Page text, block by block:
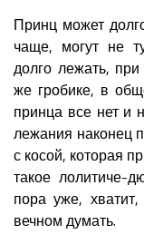
Принц может
чаще, могут не
долго лежать,
же гробике, в
принца все нет и
лежания наконец
с косой, которая
такое лолитиче-
пора уже,
вечном думать.